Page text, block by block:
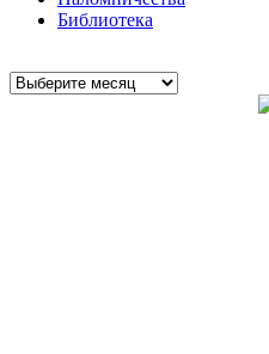
Библиотека